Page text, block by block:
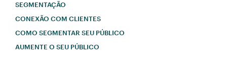
SEGMENTAÇÃO
CONEXÃO COM CLIENTES
COMO SEGMENTAR SEU PÚBLICO
AUMENTE O SEU PÚBLICO